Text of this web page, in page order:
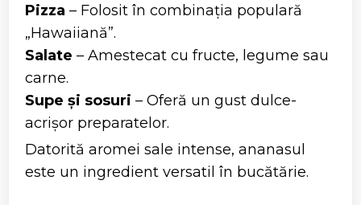
Pizza – Folosit în combinația populară
„Hawaiiană”.
Salate – Amestecat cu fructe, legume sau
carne.
Supe și sosuri – Oferă un gust dulce-
acrișor preparatelor.
Datorită aromei sale intense, ananasul
este un ingredient versatil în bucătărie.